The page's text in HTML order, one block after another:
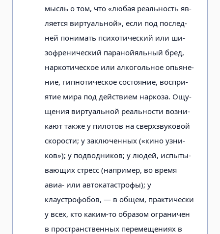
мысль о том, что «любая реальность яв­
ляется виртуальной», если под послед­
ней понимать психотический или ши­
зофренический паранойяльный бред,
наркотическое или алкогольное опьяне­
ние, гипнотическое состояние, воспри­
ятие мира под действием наркоза. Ощу­
щения виртуальной реальности возни­
кают также у пилотов на сверхзвуковой
скорости; у заключенных («кино узни­
ков»); у подводников; у людей, испыты­
вающих стресс (например, во время
авиа- или автокатастрофы); у
клаустрофобов, — в общем, практически
у всех, кто каким-то образом ограничен
в про­странственных перемещениях в